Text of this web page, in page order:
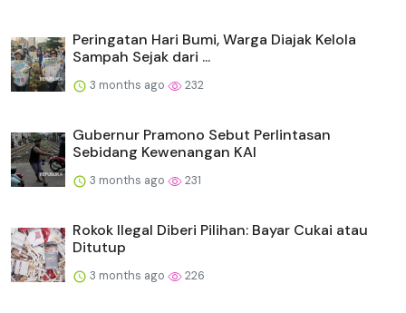
Peringatan Hari Bumi, Warga Diajak Kelola
Sampah Sejak dari ...
3 months ago 232
Gubernur Pramono Sebut Perlintasan
Sebidang Kewenangan KAI
3 months ago 231
Rokok Ilegal Diberi Pilihan: Bayar Cukai atau
Ditutup
3 months ago 226